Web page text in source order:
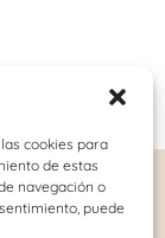
cookies para
de estas
navegación o
puede